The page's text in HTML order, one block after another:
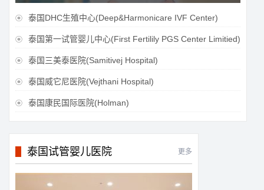
 泰国DHC生殖中心(Deep&Harmonicare IVF Center)
 泰国第一试管婴儿中心(First Fertilily PGS Center Limitied)
 泰国三美泰医院(Samitivej Hospital)
 泰国威它尼医院(Vejthani Hospital)
 泰国康民国际医院(Holman)
泰国试管婴儿医院 更多